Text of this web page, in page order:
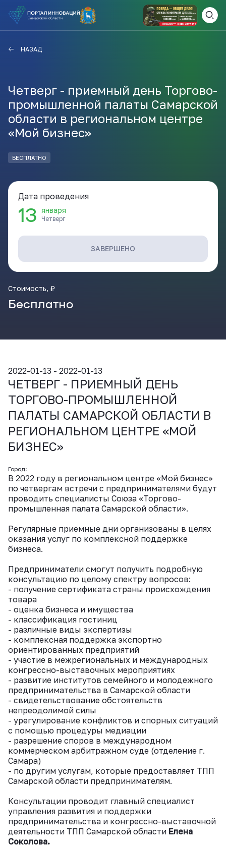
НАЗАД
Четверг - приемный день Торгово-
промышленной палаты Самарской
области в региональном центре
«Мой бизнес»
БЕСПЛАТНО
Дата проведения
13 января
Четверг
ЗАВЕРШЕНО
Стоимость, ₽
Бесплатно
2022-01-13 - 2022-01-13
ЧЕТВЕРГ - ПРИЕМНЫЙ ДЕНЬ
ТОРГОВО-ПРОМЫШЛЕННОЙ
ПАЛАТЫ САМАРСКОЙ ОБЛАСТИ В
РЕГИОНАЛЬНОМ ЦЕНТРЕ «МОЙ
БИЗНЕС»
Город:
В 2022 году в региональном центре «Мой бизнес»
по четвергам встречи с предпринимателями будут
проводить специалисты Союза «Торгово-
промышленная палата Самарской области».
Регулярные приемные дни организованы в целях
оказания услуг по комплексной поддержке
бизнеса.
Предприниматели смогут получить подробную
консультацию по целому спектру вопросов:
- получение сертификата страны происхождения
товара
- оценка бизнеса и имущества
- классификация гостиниц
- различные виды экспертизы
- комплексная поддержка экспортно
ориентированных предприятий
- участие в межрегиональных и международных
конгрессно-выставочных мероприятиях
- развитие институтов семейного и молодежного
предпринимательства в Самарской области
- свидетельствование обстоятельств
непреодолимой силы
- урегулирование конфликтов и спорных ситуаций
с помощью процедуры медиации
- разрешение споров в международном
коммерческом арбитражном суде (отделение г.
Самара)
- по другим услугам, которые предоставляет ТПП
Самарской области предпринимателям.
Консультации проводит главный специалист
управления развития и поддержки
предпринимательства и конгрессно-выставочной
деятельности ТПП Самарской области Елена
Соколова.
Актуальные конкурсы
Анонсы публикаций
Новости компании
ЗАКРЫТЬ
ВАМ СЮДА
ПОЛЕЗНЫЕ СТАТЬИ И
НОВОСТИ